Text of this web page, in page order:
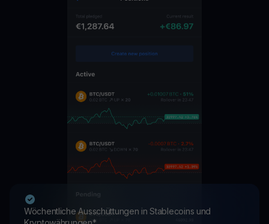
Wöchentliche Ausschüttungen in Stablecoins und